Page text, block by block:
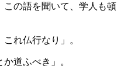
の語を聞いて、学人も頓
れ仏行なり」。
道ふべき」。